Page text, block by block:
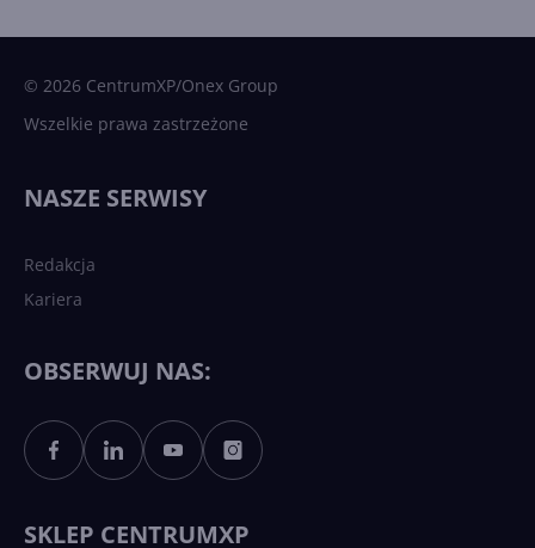
Sztuczna inteligencja po
polsku. Dość barier
© 2026 CentrumXP/Onex Group
Wszelkie prawa zastrzeżone
NASZE SERWISY
Redakcja
Kariera
OBSERWUJ NAS:
SKLEP CENTRUMXP